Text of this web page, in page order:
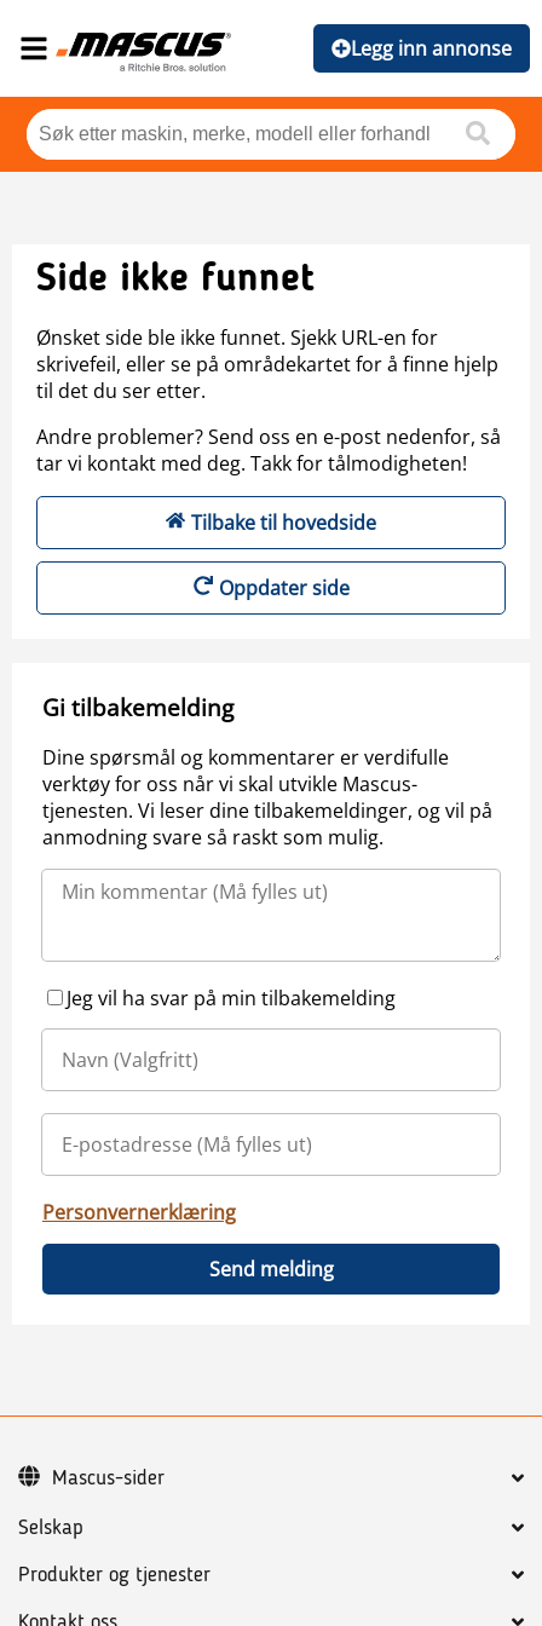
Legg inn annonse
Side ikke funnet
Ønsket side ble ikke funnet. Sjekk URL-en for
skrivefeil, eller se på områdekartet for å finne hjelp
til det du ser etter.
Andre problemer? Send oss en e-post nedenfor, så
tar vi kontakt med deg. Takk for tålmodigheten!
Tilbake til hovedside
Oppdater side
Gi tilbakemelding
Dine spørsmål og kommentarer er verdifulle
verktøy for oss når vi skal utvikle Mascus-
tjenesten. Vi leser dine tilbakemeldinger, og vil på
anmodning svare så raskt som mulig.
Jeg vil ha svar på min tilbakemelding
Personvernerklæring
Send melding
Selskap
Produkter og tjenester
Mascus-sider